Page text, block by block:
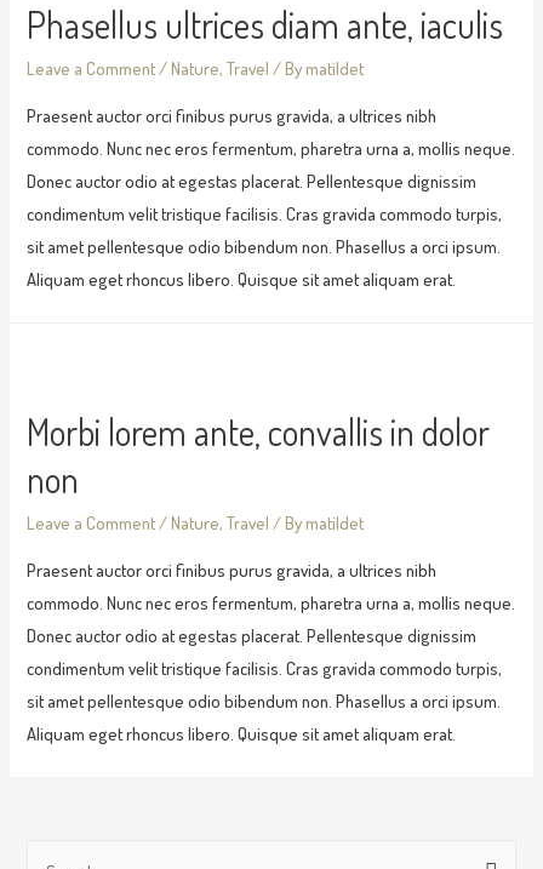
Phasellus ultrices diam ante, iaculis
Leave a Comment/Nature,Travel / Bymatildet
Praesent auctor orci finibus purus gravida, a ultrices nibh
commodo. Nunc nec eros fermentum, pharetra urna a, mollis neque.
Donec auctor odio at egestas placerat. Pellentesque dignissim
condimentum velit tristique facilisis. Cras gravida commodo turpis,
sit amet pellentesque odio bibendum non. Phasellus a orci ipsum.
Aliquam eget rhoncus libero. Quisque sit amet aliquam erat.
Morbi lorem ante, convallis in dolor
non
Leave a Comment/Nature,Travel / Bymatildet
Praesent auctor orci finibus purus gravida, a ultrices nibh
commodo. Nunc nec eros fermentum, pharetra urna a, mollis neque.
Donec auctor odio at egestas placerat. Pellentesque dignissim
condimentum velit tristique facilisis. Cras gravida commodo turpis,
sit amet pellentesque odio bibendum non. Phasellus a orci ipsum.
Aliquam eget rhoncus libero. Quisque sit amet aliquam erat.